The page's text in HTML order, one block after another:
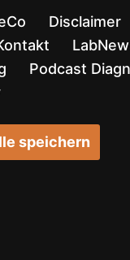
Disclaimer
Podcast
speichern